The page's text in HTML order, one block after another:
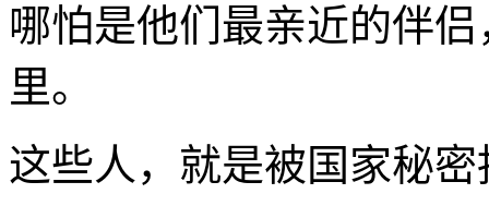
哪怕是他们最亲近的伴
里。
这些人，就是被国家秘